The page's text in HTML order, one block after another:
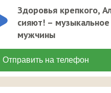
Здоровья крепкого,
сияют! –
мужчины